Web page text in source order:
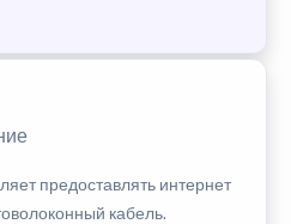
предоставлять интернет
кабель.